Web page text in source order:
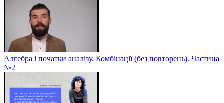
Алгебра і початки аналізу. Комбінації (без повторень). Частина
№2